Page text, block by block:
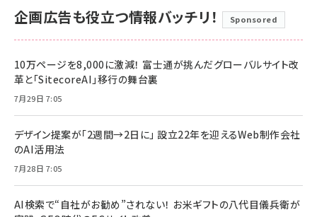
企画広告も役立つ情報バッチリ！ Sponsored
10万ページを8,000に激減！ 富士通が挑んだグローバルサイト改
革と「SitecoreAI」移行の舞台裏
7月29日 7:05
デザイン提案が「2週間→2日に」 設立22年を迎えるWeb制作会社
のAI活用法
7月28日 7:05
AI検索で“自社がお勧め”されない！ お米ギフトの八代目儀兵衛が